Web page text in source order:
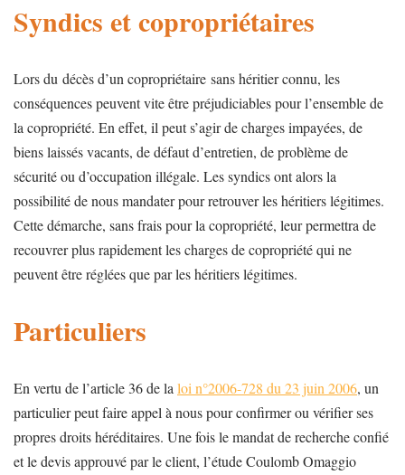
Syndics et copropriétaires
Lors du décès d’un copropriétaire sans héritier connu, les
conséquences peuvent vite être préjudiciables pour l’ensemble de
la copropriété. En effet, il peut s’agir de charges impayées, de
biens laissés vacants, de défaut d’entretien, de problème de
sécurité ou d’occupation illégale. Les syndics ont alors la
possibilité de nous mandater pour retrouver les héritiers légitimes.
Cette démarche, sans frais pour la copropriété, leur permettra de
recouvrer plus rapidement les charges de copropriété qui ne
peuvent être réglées que par les héritiers légitimes.
Particuliers
En vertu de l’article 36 de laloi n°2006-728 du 23 juin 2006, un
particulier peut faire appel à nous pour confirmer ou vérifier ses
propres droits héréditaires. Une fois le mandat de recherche confié
et le devis approuvé par le client, l’étude Coulomb Omaggio